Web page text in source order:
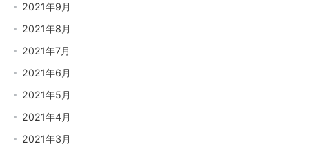
2021年9月
2021年8月
2021年7月
2021年6月
2021年5月
2021年4月
2021年3月